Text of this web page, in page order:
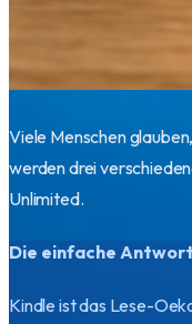
Viele Menschen glauben,
werden drei
Unlimited.
Die einfache Antwort
Kindle ist das Lese-